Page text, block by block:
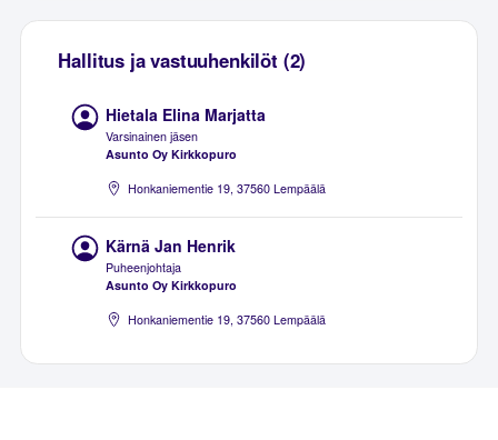
Hallitus ja vastuuhenkilöt (2)
Hietala Elina Marjatta
Varsinainen jäsen
Asunto Oy Kirkkopuro
Honkaniementie 19, 37560 Lempäälä
Kärnä Jan Henrik
Puheenjohtaja
Asunto Oy Kirkkopuro
Honkaniementie 19, 37560 Lempäälä